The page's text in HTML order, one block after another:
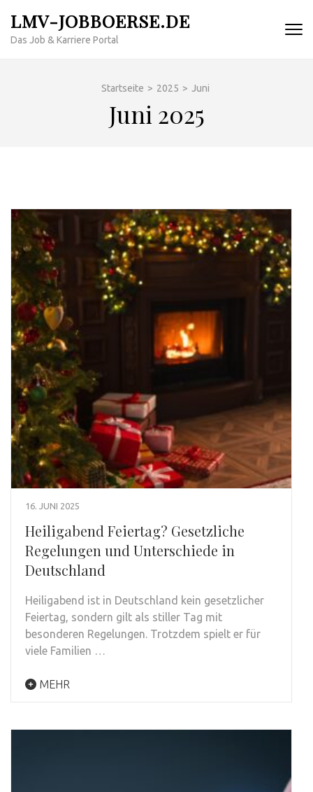
Inhalt
springen
LMV-JOBBOERSE.DE
Das Job & Karriere Portal
Startseite > 2025 > Juni
Juni 2025
16. JUNI 2025
Heiligabend Feiertag? Gesetzliche
Regelungen und Unterschiede in
Deutschland
Heiligabend ist in Deutschland kein gesetzlicher
Feiertag, sondern gilt als stiller Tag mit
besonderen Regelungen. Trotzdem spielt er für
viele Familien …
MEHR